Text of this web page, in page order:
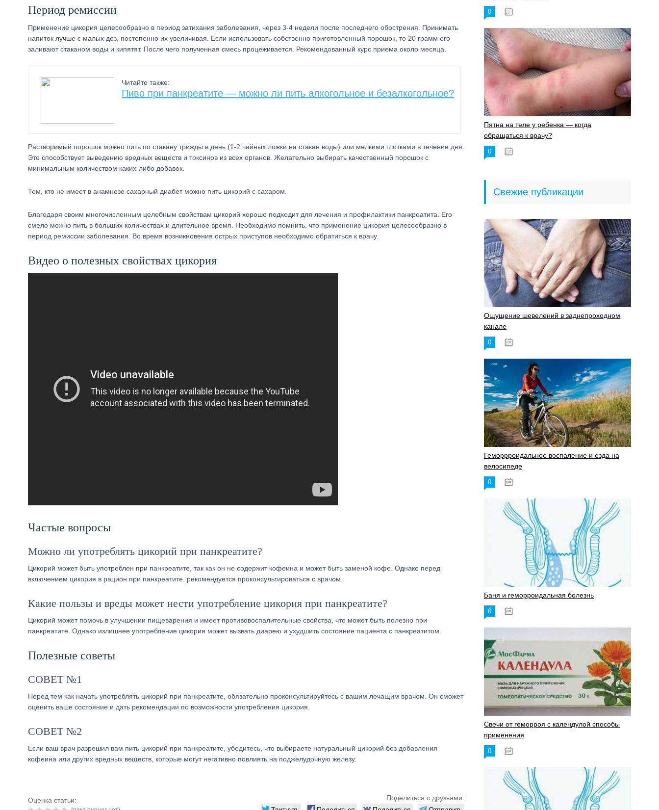
Период ремиссии
Применение цикория целесообразно в период затихания заболевания, через 3-4 недели после последнего обострения. Принимать
напиток лучше с малых доз, постепенно их увеличивая. Если использовать собственно приготовленный порошок, то 20 грамм его
заливают стаканом воды и кипятят. После чего полученная смесь процеживается. Рекомендованный курс приема около месяца.
Читайте также:
Пиво при панкреатите — можно ли пить алкогольное и безалкогольное?
Растворимый порошок можно пить по стакану трижды в день (1-2 чайных ложки на стакан воды) или мелкими глотками в течение дня.
Это способствует выведению вредных веществ и токсинов из всех органов. Желательно выбирать качественный порошок с
минимальным количеством каких-либо добавок.
Тем, кто не имеет в анамнезе сахарный диабет можно пить цикорий с сахаром.
Благодаря своим многочисленным целебным свойствам цикорий хорошо подходит для лечения и профилактики панкреатита. Его
смело можно пить в больших количествах и длительное время. Необходимо помнить, что применение цикория целесообразно в
период ремиссии заболевания. Во время возникновения острых приступов необходимо обратиться к врачу.
Видео о полезных свойствах цикория
Частые вопросы
Можно ли употреблять цикорий при панкреатите?
Цикорий может быть употреблен при панкреатите, так как он не содержит кофеина и может быть заменой кофе. Однако перед
включением цикория в рацион при панкреатите, рекомендуется проконсультироваться с врачом.
Какие пользы и вреды может нести употребление цикория при панкреатите?
Цикорий может помочь в улучшении пищеварения и имеет противовоспалительные свойства, что может быть полезно при
панкреатите. Однако излишнее употребление цикория может вызвать диарею и ухудшить состояние пациента с панкреатитом.
Полезные советы
СОВЕТ №1
Перед тем как начать употреблять цикорий при панкреатите, обязательно проконсультируйтесь с вашим лечащим врачом. Он сможет
оценить ваше состояние и дать рекомендации по возможности употребления цикория.
СОВЕТ №2
Если ваш врач разрешил вам пить цикорий при панкреатите, убедитесь, что выбираете натуральный цикорий без добавления
кофеина или других вредных веществ, которые могут негативно повлиять на поджелудочную железу.
Оценка статьи: Поделиться с друзьями:
0
Пятна на теле у ребенка — когда
обращаться к врачу?
0
Свежие публикации
Ощущение шевелений в заднепроходном
канале
0
Геморрроидальное воспаление и езда на
велосипеде
0
Баня и геморроидальная болезнь
0
Свечи от геморроя с календулой способы
применения
0